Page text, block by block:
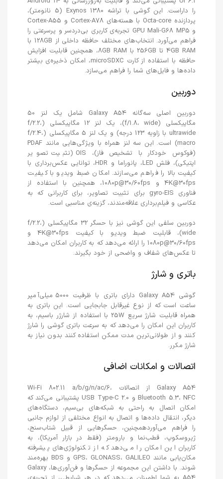
را داراست. این گوشی با تراشه Exynos 1380 (5 نانومتر)،
پردازنده Octa-core با هسته‌های Cortex-A78 و Cortex-A55
و GPU Mali-G68 MP5 تجربه‌ی کاربری بی‌دردسر و پرسرعتی را
فراهم می‌آورد. انتخاب‌های مختلف حافظه داخلی از 128GB با
4GB RAM تا 256GB با 8GB RAM، همچنین قابلیت افزایش
حافظه با استفاده از کارت microSDXC، امکان ذخیره‌ی بیشتر
داده‌ها و فایل‌های شما را فراهم می‌سازد.
دوربین
دوربین اصلی سه‌گانه Galaxy A54 شامل یک لنز 50
مگاپیکسلی (f/1.8، wide)، یک لنز 12 مگاپیکسلی (f/2.2،
ultrawide با زاویه 123 درجه) و یک لنز 5 مگاپیکسلی (f/2.4،
macro) است. این سه لنز همراه با ویژگی‌هایی مانند PDAF
(فوکوس خودکار با تشخیص فاز)، OIS (تثبیت تصویر
اپتیکی)، فلش LED، پانوراما و HDR، توانایی عکس‌برداری با
کیفیت بالا را فراهم می‌سازند. امکان ضبط ویدیو با کیفیت
4K@30fps و 1080p@30/60fps، همچنین با استفاده از
فناوری gyro-EIS برای تثبیت تصاویر، برای کاربرانی که به
عکاسی و فیلم‌برداری علاقه‌مندند، گزینه‌ی مناسبی است.
دوربین سلفی این گوشی نیز با حسگر 32 مگاپیکسلی (f/2.2،
wide)، قابلیت ضبط ویدیو با کیفیت 4K@30fps و
1080p@30/60fps را ارائه می‌دهد که به کاربران امکان می‌دهد
تا عکس‌های شفاف و واضحی از خود بگیرند.
باتری و شارژ
گوشی Galaxy A54 دارای باتری با ظرفیت 5000 میلی‌آمپر
ساعت است که از نوع غیرقابل جابجایی است. این باتری به
همراه قابلیت شارژ سریع 25W با استفاده از شارژر باسیم، به
کاربران این امکان را می‌دهد که به سرعت باتری گوشی را شارژ
کنند و از طولانی‌ترین مدت ممکن استفاده کنند بدون نیاز به
شارژ مکرر.
اتصالات و امکانات اضافی
Galaxy A54 از اتصالات Wi-Fi 802.11 a/b/g/n/ac/6،
Bluetooth 5.3، NFC و USB Type-C 2.0 پشتیبانی می‌کند که
امکان اتصال به راحتی به شبکه‌های بی‌سیم، دستگاه‌های
دیگر، انتقال داده‌ها و اتصال به انواع مختلفی از لوازم جانبی
را فراهم می‌آوردهمچنین، حسگرهایی از قبیل شتاب‌سنج،
ژیروسکوپ، قطب‌نما و بارومتر (فقط در بازار آمریکا)، به
کاربران این امکان را می‌دهد که از تکنولوژی‌های پیشرفته
مکان‌یابی مانند GPS، GLONASS، GALILEO و BDS بهره‌مند
شوند. با داشتن این مجموعه از حسگرها و فن‌آوری‌ها، Galaxy